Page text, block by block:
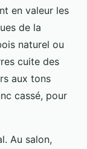
en valeur les
de la
naturel ou
cuite des
aux tons
cassé, pour
Au salon,